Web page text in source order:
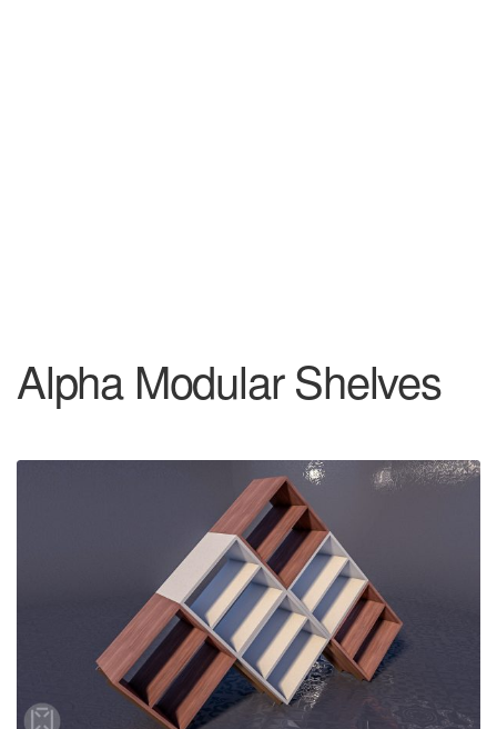
Alpha Modular Shelves